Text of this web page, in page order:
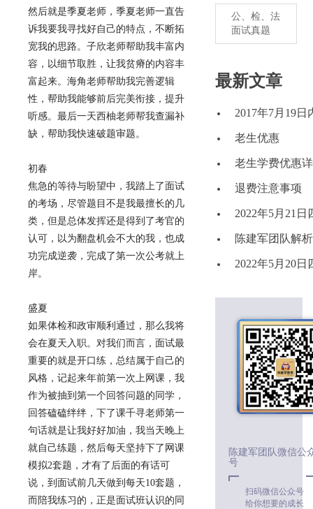
然后就是季夏老师，季夏老师一直告
诉我要我寻找好自己的特点，不断拓
宽我的思路。子欣老师帮助我丰富内
容，以细节取胜，让我贫瘠的内容丰
富起来。海角老师帮助我完善逻辑
性，帮助我能够前后完美衔接，提升
听感。最后一天西柚老师帮我查漏补
缺，帮助我快速破题审题。
初春
焦急的等待与盼望中，我踏上了面试
的考场，尽管题目不是我最擅长的几
类，但是总体发挥还是得到了考官的
认可，以为翻盘机会不大的我，也成
功完成逆袭，完成了第一次公考就上
岸。
盛夏
如果体检和政审顺利通过，那么我将
会在夏天入职。对我们而言，面试最
重要的就是开口练，总结属于自己的
风格，记起来年前第一次上网课，我
作为被抽到第一个回答问题的同学，
回答磕磕绊绊，下了课千寻老师第一
句话就是让我好好加油，我当天晚上
就自己练题，然后每天坚持下了网课
模拟2套题，才有了后面的有话可
说，到面试前几天做到每天10套题，
而陪我练习的，正是面试班认识的同
公、检、法
面试真题
最新文章
2017年7月19
老生优惠
老生学费优惠
退费注意事项
2022年5月21
陈建军团队解
2022年5月20
陈建军团队微信公
号
扫码微信公众号
给你想要的成长